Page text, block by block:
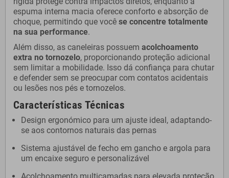
espuma interna macia oferece conforto e absorção de
choque, permitindo que você se concentre totalmente
na sua performance.
Além disso, as caneleiras possuem acolchoamento
extra no tornozelo, proporcionando proteção adicional
sem limitar a mobilidade. Isso dá confiança para chutar
e defender sem se preocupar com contatos acidentais
ou lesões nos pés e tornozelos.
Características Técnicas
Design ergonómico para um ajuste ideal, adaptando-
se aos contornos naturais das pernas
Sistema ajustável de fecho em gancho e argola para
um encaixe seguro e personalizável